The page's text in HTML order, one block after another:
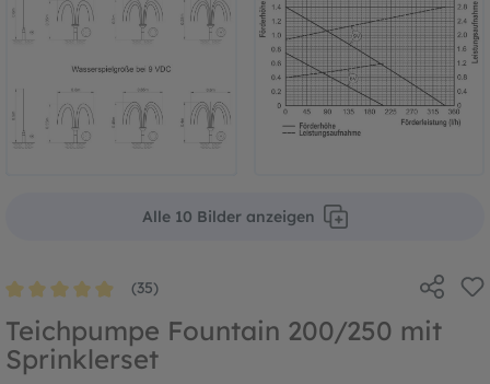
Alle 10 Bilder anzeigen
(35)
Teichpumpe Fountain 200/250 mit
Sprinklerset